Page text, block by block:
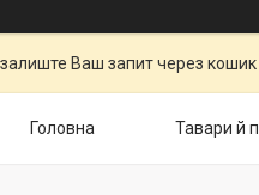
Ваш запит через
Головна Тавари й